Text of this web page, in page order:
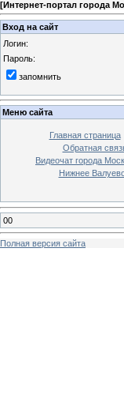
[Интернет-портал города
Вход на сайт
Логин:
Пароль:
запомнить
Меню сайта
Главная страница
Обратная
Видеочат города
Нижнее
00
Полная версия сайта